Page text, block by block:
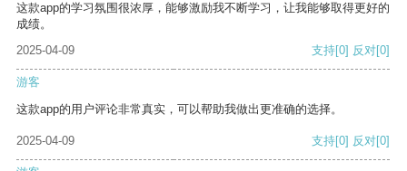
这款app的学习氛围很浓厚，能够激励我不断学习，让我能够取得更好的
成绩。
2025-04-09
支持[0] 反对[0]
游客
这款app的用户评论非常真实，可以帮助我做出更准确的选择。
2025-04-09 支持[0] 反对[0]